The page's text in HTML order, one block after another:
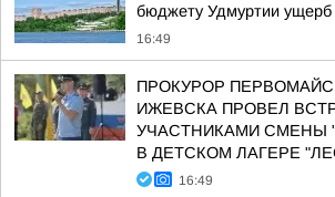
бюджету Удмуртии
16:49
ПРОКУРОР
ИЖЕВСКА ПРОВЕЛ
УЧАСТНИКАМИ СМЕНЫ
В ДЕТСКОМ ЛАГЕРЕ
16:49